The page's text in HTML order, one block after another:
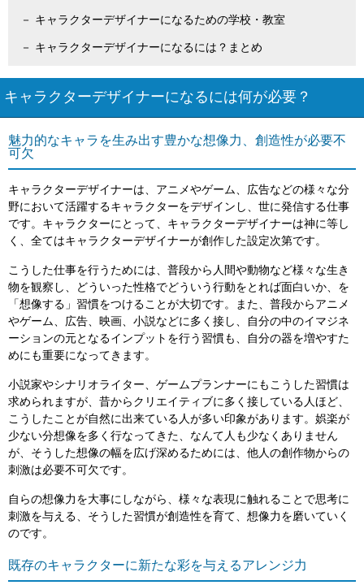
キャラクターデザイナーになるための学校・教室
キャラクターデザイナーになるには？まとめ
キャラクターデザイナーになるには何が必要？
魅力的なキャラを生み出す豊かな想像力、創造性が必要不
可欠
キャラクターデザイナーは、アニメやゲーム、広告などの様々な分
野において活躍するキャラクターをデザインし、世に発信する仕事
です。キャラクターにとって、キャラクターデザイナーは神に等し
く、全てはキャラクターデザイナーが創作した設定次第です。
こうした仕事を行うためには、普段から人間や動物など様々な生き
物を観察し、どういった性格でどういう行動をとれば面白いか、を
「想像する」習慣をつけることが大切です。また、普段からアニメ
やゲーム、広告、映画、小説などに多く接し、自分の中のイマジネ
ーションの元となるインプットを行う習慣も、自分の器を増やすた
めにも重要になってきます。
小説家やシナリオライター、ゲームプランナーにもこうした習慣は
求められますが、昔からクリエイティブに多く接している人ほど、
こうしたことが自然に出来ている人が多い印象があります。娯楽が
少ない分想像を多く行なってきた、なんて人も少なくありません
が、そうした想像の幅を広げ深めるためには、他人の創作物からの
刺激は必要不可欠です。
自らの想像力を大事にしながら、様々な表現に触れることで思考に
刺激を与える、そうした習慣が創造性を育て、想像力を磨いていく
のです。
既存のキャラクターに新たな彩を与えるアレンジ力